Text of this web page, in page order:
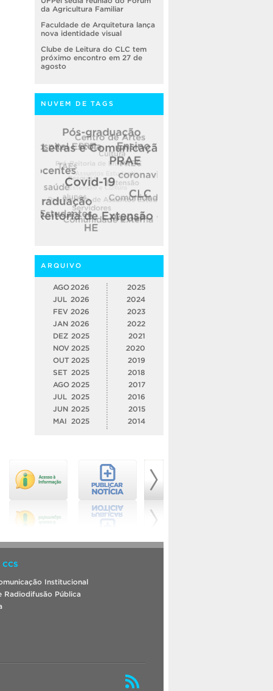
da Agricultura Familiar
Faculdade de Arquitetura lança
nova identidade visual
Clube de Leitura do CLC tem
próximo encontro em 27 de
agosto
NUVEM DE TAGS
ARQUIVO
AGO 2026
JUL 2026
FEV 2026
JAN 2026
DEZ 2025
NOV 2025
OUT 2025
SET 2025
AGO 2025
JUL
2025
JUN 2025
MAI
2025
2025
2024
2023
2022
2021
2020
2019
2018
2017
2016
2015
2014
CCS
Institucional
Radiodifusão Pública